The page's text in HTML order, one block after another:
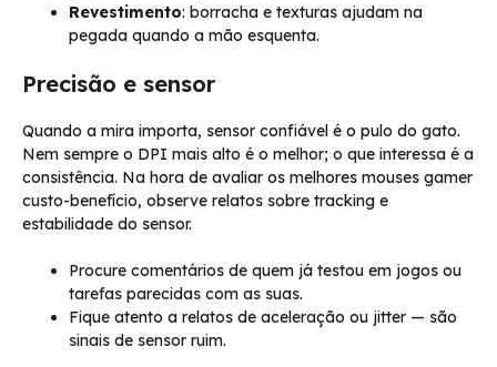
Revestimento: borracha e texturas ajudam na
pegada quando a mão esquenta.
Precisão e sensor
Quando a mira importa, sensor confiável é o pulo do gato.
Nem sempre o DPI mais alto é o melhor; o que interessa é a
consistência. Na hora de avaliar os melhores mouses gamer
custo-benefício, observe relatos sobre tracking e
estabilidade do sensor.
Procure comentários de quem já testou em jogos ou
tarefas parecidas com as suas.
Fique atento a relatos de aceleração ou jitter — são
sinais de sensor ruim.